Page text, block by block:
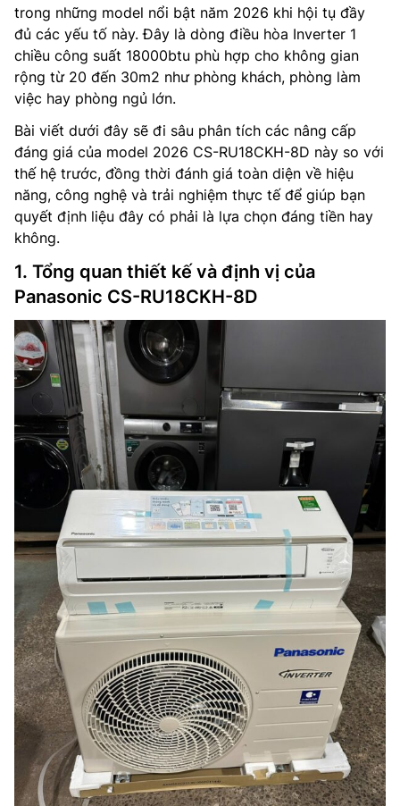
trong những model nổi bật năm 2026 khi hội tụ đầy
đủ các yếu tố này. Đây là dòng điều hòa Inverter 1
chiều công suất 18000btu phù hợp cho không gian
rộng từ 20 đến 30m2 như phòng khách, phòng làm
việc hay phòng ngủ lớn.
Bài viết dưới đây sẽ đi sâu phân tích các nâng cấp
đáng giá của model 2026 CS-RU18CKH-8D này so với
thế hệ trước, đồng thời đánh giá toàn diện về hiệu
năng, công nghệ và trải nghiệm thực tế để giúp bạn
quyết định liệu đây có phải là lựa chọn đáng tiền hay
không.
1. Tổng quan thiết kế và định vị của
Panasonic CS-RU18CKH-8D